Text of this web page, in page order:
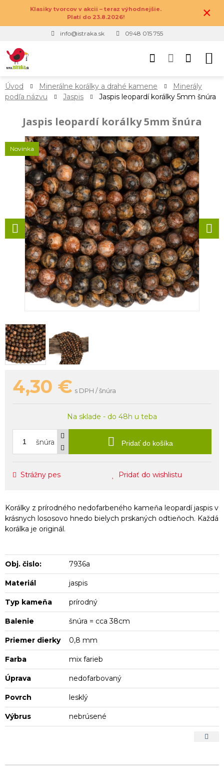
Klasiky tvorcov v akcii – teraz výhodnejšie.
Platí do 23.8.2026!
×
info@istraka.sk 0948 015 755
Úvod Minerálne korálky a drahé kamene
Minerály
podľa názvu
Jaspis Jaspis leopardí korálky 5mm šnúra
Jaspis leopardí korálky 5mm šnúra
Novinka
4,30 € s DPH / šnúra
Na sklade - do 48h u teba
šnúra Pridať do košíka
Strážny pes Pridať do wishlistu
Korálky z prírodného nedofarbeného kameňa leopardí jaspis v
krásnych lososovo hnedo bielych prskaných odtieňoch. Každá
korálka je originál.
Obj. čislo: 7936a
Materiál jaspis
Typ kameňa prírodný
Balenie šnúra = cca 38cm
Priemer dierky 0,8 mm
Farba mix farieb
Úprava nedofarbovaný
Povrch lesklý
Výbrus nebrúsené